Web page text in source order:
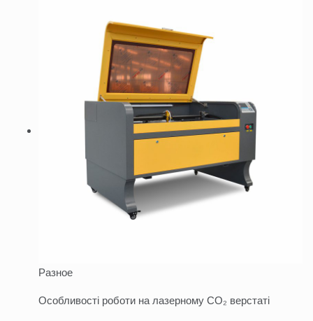
Разное
Особливості роботи на лазерному CO₂ верстаті